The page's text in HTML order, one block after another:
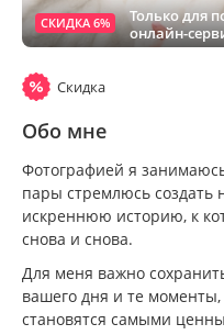
СКИДКА 6%
Только для
онлайн-
Скидка
Обо мне
Фотографией я
пары стремлюсь создать
искреннюю историю, к
снова и снова.
Для меня важно
вашего дня и те
становятся самыми